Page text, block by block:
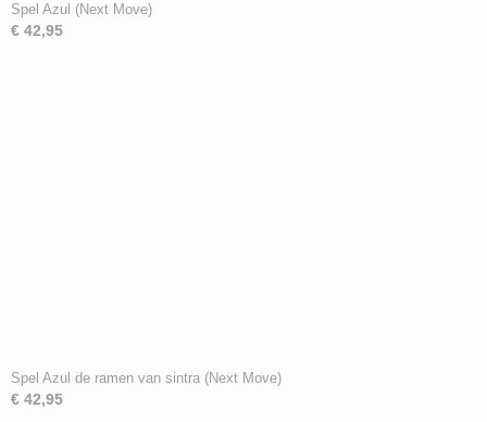
Spel Azul (Next Move)
€ 42,95
Spel Azul de ramen van sintra (Next Move)
€ 42,95